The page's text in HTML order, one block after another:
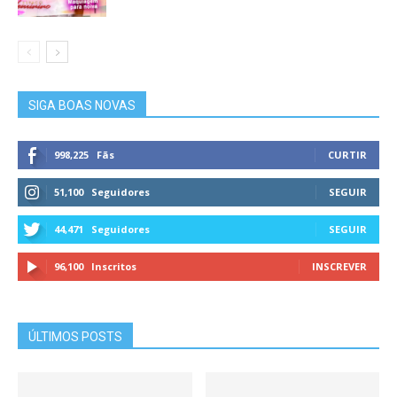
SIGA BOAS NOVAS
998,225 Fãs CURTIR
51,100 Seguidores SEGUIR
44,471 Seguidores SEGUIR
96,100 Inscritos INSCREVER
ÚLTIMOS POSTS